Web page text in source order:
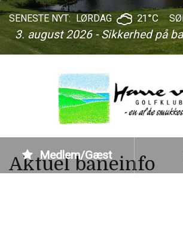
SENESTE NYT:
3. august 2026 - Sikkerhed på
LØRDAG 21°C
Medlem/Gæst
Aktuel baneinfo